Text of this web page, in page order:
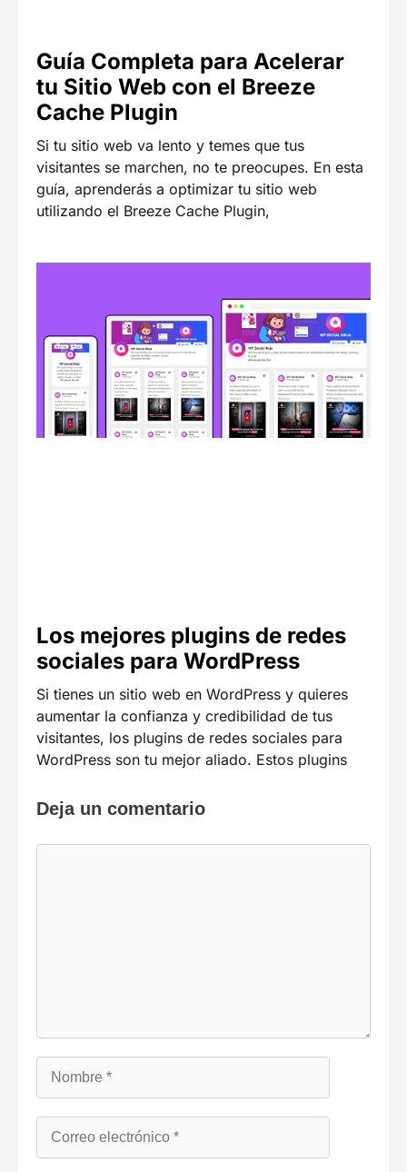
Guía Completa para Acelerar
tu Sitio Web con el Breeze
Cache Plugin
Si tu sitio web va lento y temes que tus
visitantes se marchen, no te preocupes. En esta
guía, aprenderás a optimizar tu sitio web
utilizando el Breeze Cache Plugin,
Los mejores plugins de redes
sociales para WordPress
Si tienes un sitio web en WordPress y quieres
aumentar la confianza y credibilidad de tus
visitantes, los plugins de redes sociales para
WordPress son tu mejor aliado. Estos plugins
Deja un comentario